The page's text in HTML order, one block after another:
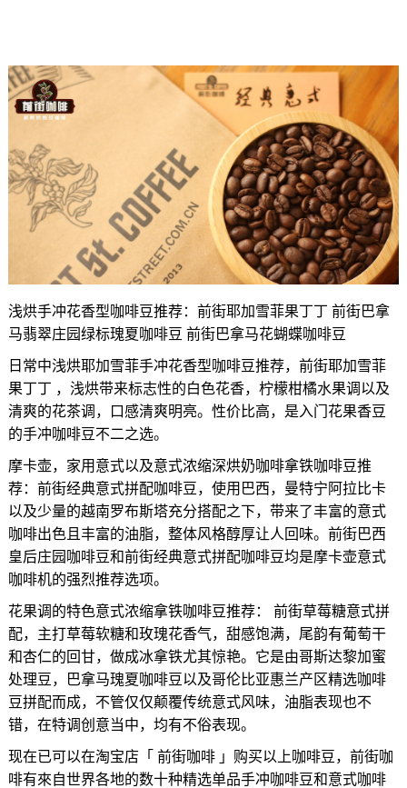
浅烘手冲花香型咖啡豆推荐：前街耶加雪菲果丁丁 前街巴拿
马翡翠庄园绿标瑰夏咖啡豆 前街巴拿马花蝴蝶咖啡豆
日常中浅烘耶加雪菲手冲花香型咖啡豆推荐，前街耶加雪菲
果丁丁 ，浅烘带来标志性的白色花香，柠檬柑橘水果调以及
清爽的花茶调，口感清爽明亮。性价比高，是入门花果香豆
的手冲咖啡豆不二之选。
摩卡壶，家用意式以及意式浓缩深烘奶咖啡拿铁咖啡豆推
荐：前街经典意式拼配咖啡豆，使用巴西，曼特宁阿拉比卡
以及少量的越南罗布斯塔充分搭配之下，带来了丰富的意式
咖啡出色且丰富的油脂，整体风格醇厚让人回味。前街巴西
皇后庄园咖啡豆和前街经典意式拼配咖啡豆均是摩卡壶意式
咖啡机的强烈推荐选项。
花果调的特色意式浓缩拿铁咖啡豆推荐： 前街草莓糖意式拼
配，主打草莓软糖和玫瑰花香气，甜感饱满，尾韵有葡萄干
和杏仁的回甘，做成冰拿铁尤其惊艳。它是由哥斯达黎加蜜
处理豆，巴拿马瑰夏咖啡豆以及哥伦比亚惠兰产区精选咖啡
豆拼配而成，不管仅仅颠覆传统意式风味，油脂表现也不
错，在特调创意当中，均有不俗表现。
现在已可以在淘宝店「 前街咖啡 」购买以上咖啡豆，前街咖
啡有來自世界各地的数十种精选单品手冲咖啡豆和意式咖啡